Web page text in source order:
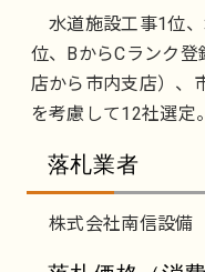
水道施設工事1位
位、BからCランク
店から市内支店）、
を考慮して12社選定。
落札業者
株式会社南信設備